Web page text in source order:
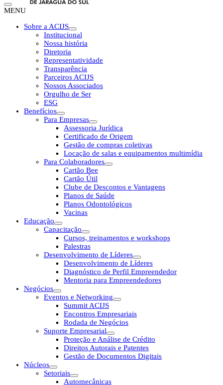
MENU
Sobre a ACIJS
Institucional
Nossa história
Diretoria
Representatividade
Transparência
Parceiros ACIJS
Nossos Associados
Orgulho de Ser
ESG
Benefícios
Para Empresas
Assessoria Jurídica
Certificado de Origem
Gestão de compras coletivas
Locação de salas e equipamentos multimídia
Para Colaboradores
Cartão Bee
Cartão Útil
Clube de Descontos e Vantagens
Planos de Saúde
Planos Odontológicos
Vacinas
Educação
Capacitação
Cursos, treinamentos e workshops
Palestras
Desenvolvimento de Líderes
Desenvolvimento de Líderes
Diagnóstico de Perfil Empreendedor
Mentoria para Empreendedores
Negócios
Eventos e Networking
Summit ACIJS
Encontros Empresariais
Rodada de Negócios
Suporte Empresarial
Proteção e Análise de Crédito
Direitos Autorais e Patentes
Gestão de Documentos Digitais
Núcleos
Setoriais
Automecânicas